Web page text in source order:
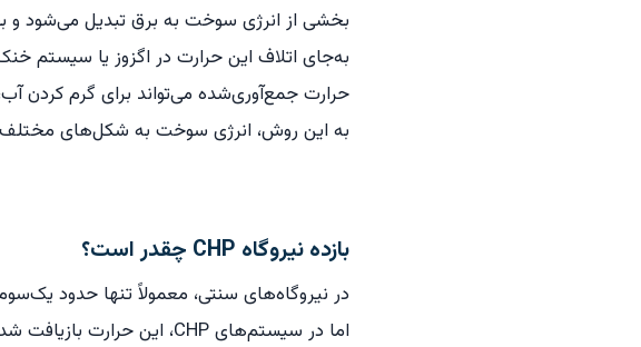
بخشی از انرژی سوخت به برق تبدیل می‌شود و
به‌جای اتلاف این حرارت در اگزوز یا سیستم
حرارت جمع‌آوری‌شده می‌تواند برای گرم کردن
به این روش، انرژی سوخت به شکل‌های مختلف
بازده نیروگاه CHP چقدر است؟
در نیروگاه‌های سنتی، معمولاً تنها حدود
اما در سیستم‌های CHP، این حرارت بازیافت شده و دوباره مورد استفاده قرار می‌گیرد.